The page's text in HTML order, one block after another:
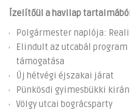
Ízelítőül a havilap
Polgármester naplója:
Elindult az utcabál
támogatása
Új hétvégi éjszakai járat
Pünkösdi gyimesbükki
Völgy utcai bográcsparty